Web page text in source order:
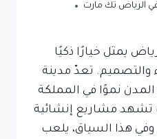
الرياض تك مارت
يمثل خيارًا ذكيًا
والتصميم. تعدّ مدينة
نموًا في المملكة
تشهد مشاريع إنشائية
وفي هذا السياق، يلعب